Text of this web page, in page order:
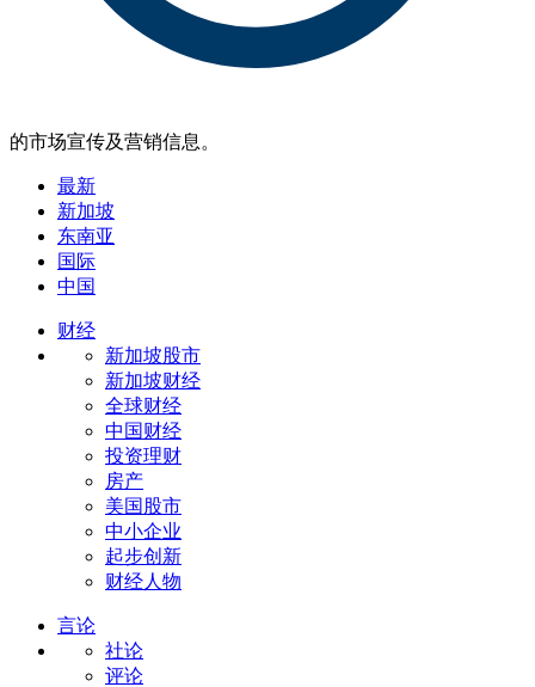
的市场宣传及营销信息。
最新
新加坡
东南亚
国际
中国
财经
新加坡股市
新加坡财经
全球财经
中国财经
投资理财
房产
美国股市
中小企业
起步创新
财经人物
言论
社论
评论